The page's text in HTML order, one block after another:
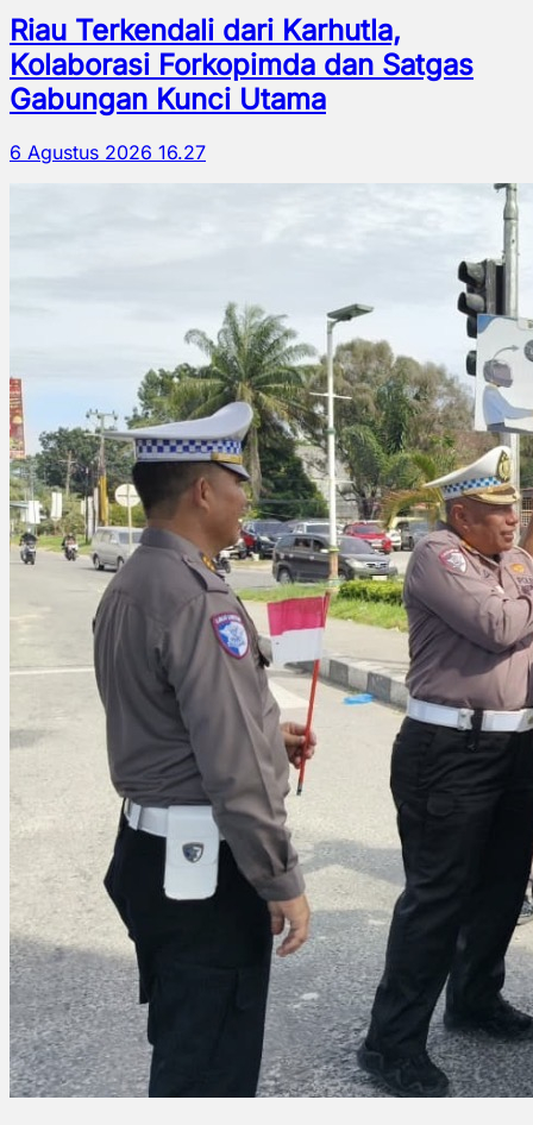
Riau Terkendali dari Karhutla,
Kolaborasi Forkopimda dan Satgas
Gabungan Kunci Utama
6 Agustus 2026 16.27